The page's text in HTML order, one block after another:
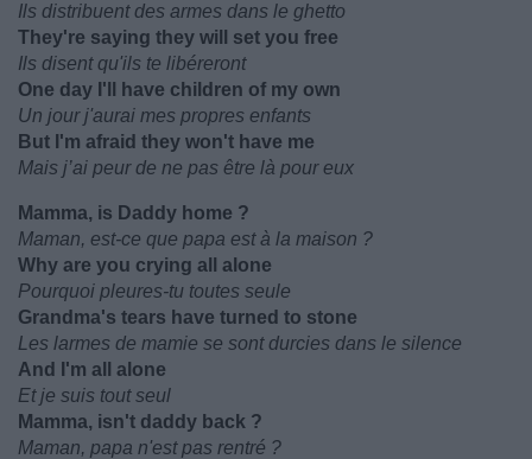
Ils distribuent des armes dans le ghetto
They're saying they will set you free
Ils disent qu'ils te libéreront
One day I'll have children of my own
Un jour j'aurai mes propres enfants
But I'm afraid they won't have me
Mais j’ai peur de ne pas être là pour eux
Mamma, is Daddy home ?
Maman, est-ce que papa est à la maison ?
Why are you crying all alone
Pourquoi pleures-tu toutes seule
Grandma's tears have turned to stone
Les larmes de mamie se sont durcies dans le silence
And I'm all alone
Et je suis tout seul
Mamma, isn't daddy back ?
Maman, papa n'est pas rentré ?